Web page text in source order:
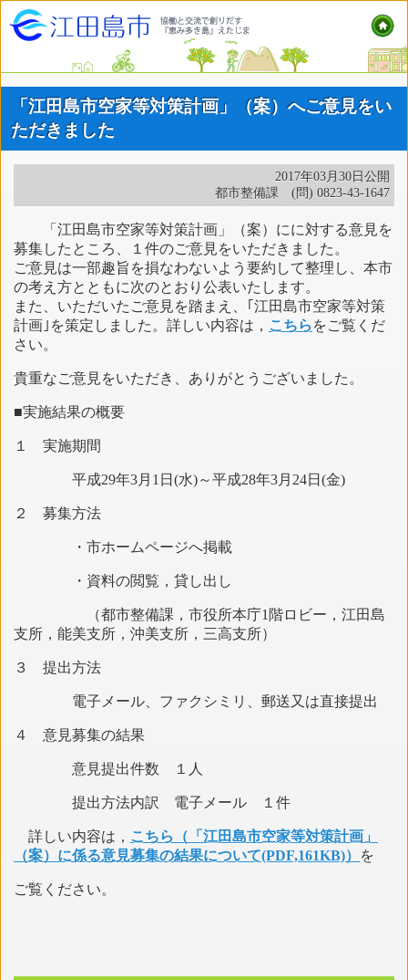
「江田島市空家等対策計画」（案）へご意見をい
ただきました
2017年03月30日公開
都市整備課 (問) 0823-43-1647
「江田島市空家等対策計画」（案）にに対する意見を
募集したところ、１件のご意見をいただきました。
ご意見は一部趣旨を損なわないよう要約して整理し、本市
の考え方とともに次のとおり公表いたします。
また、いただいたご意見を踏まえ、｢江田島市空家等対策
計画｣を策定しました。詳しい内容は， こちら をご覧くだ
さい。
貴重なご意見をいただき、ありがとうございました。
■実施結果の概要
１ 実施期間
平成29年3月1日(水)～平成28年3月24日(金)
２ 募集方法
・市ホームページへ掲載
・資料の閲覧，貸し出し
（都市整備課，市役所本庁1階ロビー，江田島
支所，能美支所，沖美支所，三高支所）
３ 提出方法
電子メール、ファクシミリ、郵送又は直接提出
４ 意見募集の結果
意見提出件数 １人
提出方法内訳 電子メール １件
詳しい内容は， こちら（「江田島市空家等対策計画」
（案）に係る意見募集の結果について(PDF,161KB)）
を
ご覧ください。